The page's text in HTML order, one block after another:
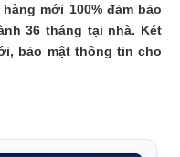
mới 100% đảm bảo
36 tháng tại nhà. Két
bảo mật thông tin cho